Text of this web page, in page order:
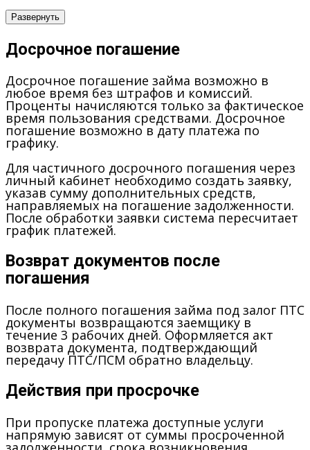
Развернуть
Досрочное погашение
Досрочное погашение займа возможно в
любое время без штрафов и комиссий.
Проценты начисляются только за фактическое
время пользования средствами. Досрочное
погашение возможно в дату платежа по
графику.
Для частичного досрочного погашения через
личный кабинет необходимо создать заявку,
указав сумму дополнительных средств,
направляемых на погашение задолженности.
После обработки заявки система пересчитает
график платежей.
Возврат документов после
погашения
После полного погашения займа под залог ПТС
документы возвращаются заемщику в
течение 3 рабочих дней. Оформляется акт
возврата документа, подтверждающий
передачу ПТС/ПСМ обратно владельцу.
Действия при просрочке
При пропуске платежа доступные услуги
напрямую зависят от суммы просроченной